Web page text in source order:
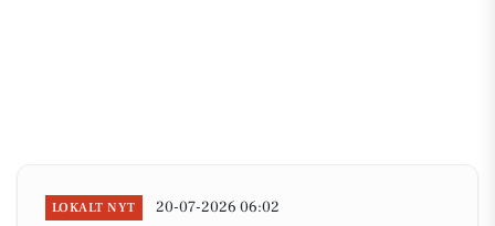
LOKALT NYT 20-07-2026 06:02